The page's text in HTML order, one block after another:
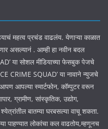
महत्व प्रचंड वाढलंय. येणाऱ्या काळात
असल्यानं . आम्ही हा नवीन बदल
या सोशल मीडियाच्या फेसबुक पेजचे
CRIME SQUAD’ या नावाने न्युजचे
आपल्या स्मार्टफोन, कॉम्पुटर वरून
ग्रामीण, सांस्कृतिक, उद्योग,
बातम्या घरबसल्या वाचू शकता.
पाहण्यात लोकांचा कल वाढतोय,म्हणूनच